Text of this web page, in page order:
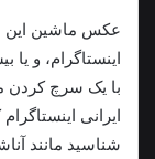
عکس ماشین این
اینستاگرام، و
با یک سرچ کردن
ایرانی
شناسید مانند